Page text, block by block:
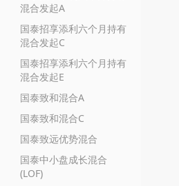
混合发起A
国泰招享添利六个月持有
混合发起C
国泰招享添利六个月持有
混合发起E
国泰致和混合A
国泰致和混合C
国泰致远优势混合
国泰中小盘成长混合
(LOF)